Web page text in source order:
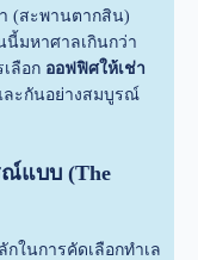
(สะพานตากสิน)
มหาศาลเกินกว่า
ลือก ออฟฟิศให้เช่า
ละกันอย่างสมบูรณ์
แบบ (The
นการคัดเลือกทำเล